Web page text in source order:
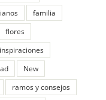
familia
flores
inspiraciones
New
ramos y consejos